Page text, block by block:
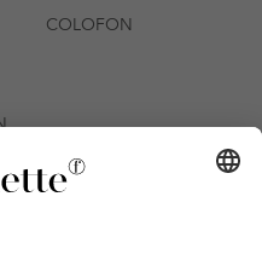
COLOFON
Plattform GmbH
08-2026 meerdere keren